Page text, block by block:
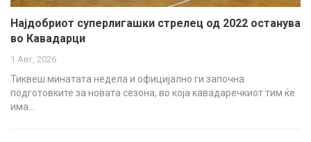
Најдобриот суперлигашки стрелец од 2022 останува
во Кавадарци
1 Авг, 2026
Тиквеш минатата недела и официјално ги започна
подготовките за новата сезона, во која кавадаречкиот тим ќе
има…